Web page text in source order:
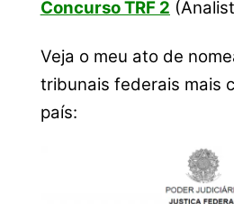
Concurso TRF 2
Veja o meu ato de
tribunais federais mais
país: